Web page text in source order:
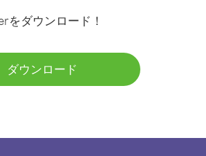
をダウンロード！
ダウンロード